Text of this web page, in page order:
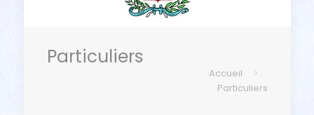
Particuliers
Accueil
Particuliers